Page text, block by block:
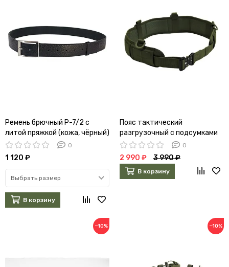
Ремень брючный Р-7/2 с
литой пряжкой (кожа, чёрный)
0
1 120 ₽
Выбрать размер
В корзину
Пояс тактический
разгрузочный с подсумками
(олива)
0
2 990 ₽ 3 990 ₽
В корзину
−10% −10%